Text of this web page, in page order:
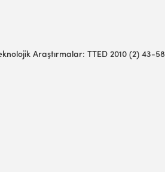
Araştırmalar: TTED 2010 (2) 43-58